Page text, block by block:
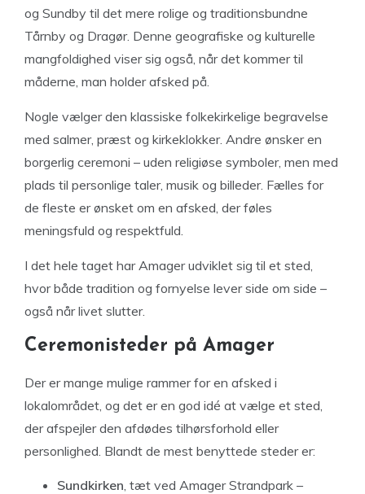
og Sundby til det mere rolige og traditionsbundne
Tårnby og Dragør. Denne geografiske og kulturelle
mangfoldighed viser sig også, når det kommer til
måderne, man holder afsked på.
Nogle vælger den klassiske folkekirkelige begravelse
med salmer, præst og kirkeklokker. Andre ønsker en
borgerlig ceremoni – uden religiøse symboler, men med
plads til personlige taler, musik og billeder. Fælles for
de fleste er ønsket om en afsked, der føles
meningsfuld og respektfuld.
I det hele taget har Amager udviklet sig til et sted,
hvor både tradition og fornyelse lever side om side –
også når livet slutter.
Ceremonisteder på Amager
Der er mange mulige rammer for en afsked i
lokalområdet, og det er en god idé at vælge et sted,
der afspejler den afdødes tilhørsforhold eller
personlighed. Blandt de mest benyttede steder er:
Sundkirken, tæt ved Amager Strandpark –